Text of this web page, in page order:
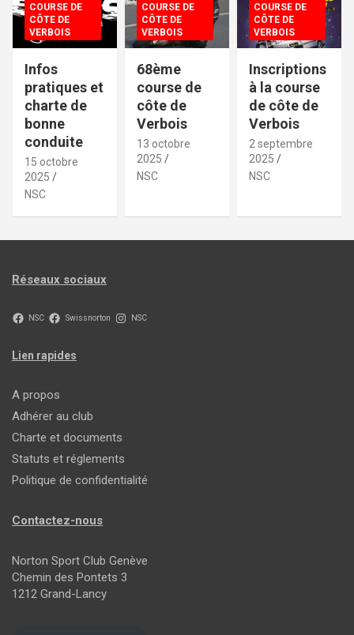
COURSE DE
CÔTE DE
VERBOIS
Infos
pratiques et
charte de
bonne
conduite
15 octobre
2025
NSC
COURSE DE
CÔTE DE
VERBOIS
68ème
course de
côte de
Verbois
13 octobre
2025
NSC
COURSE DE
CÔTE DE
VERBOIS
Inscriptions
à la course
de côte de
Verbois
2 septembre
2025
NSC
Réseaux sociaux
NSC Swissnorton NSC
Lien rapides
A propos
Adhérer au club
Charte et documents
Statuts et réglements
Politique de confidentialité
Contactez-nous
Norton Sport Club Genève
Chemin des Pontets 3
1212 Grand-Lancy